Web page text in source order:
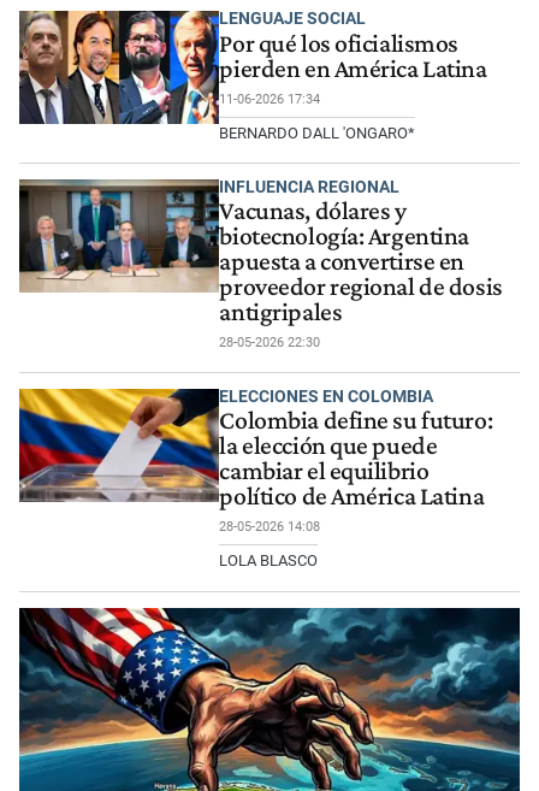
LENGUAJE SOCIAL
Por qué los oficialismos
pierden en América Latina
11-06-2026 17:34
BERNARDO DALL 'ONGARO*
INFLUENCIA REGIONAL
Vacunas, dólares y
biotecnología: Argentina
apuesta a convertirse en
proveedor regional de dosis
antigripales
28-05-2026 22:30
ELECCIONES EN COLOMBIA
Colombia define su futuro:
la elección que puede
cambiar el equilibrio
político de América Latina
28-05-2026 14:08
LOLA BLASCO